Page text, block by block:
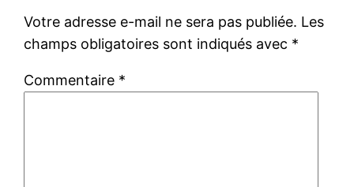
Votre adresse e-mail ne sera pas publiée. Les
champs obligatoires sont indiqués avec *
Commentaire *